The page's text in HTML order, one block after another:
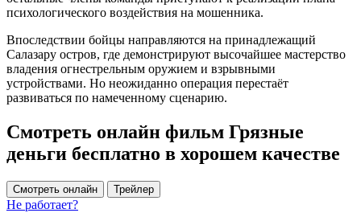
психологического воздействия на мошенника.
Впоследствии бойцы направляются на принадлежащий
Салазару остров, где демонстрируют высочайшее мастерство
владения огнестрельным оружием и взрывными
устройствами. Но неожиданно операция перестаёт
развиваться по намеченному сценарию.
Смотреть онлайн фильм Грязные
деньги бесплатно в хорошем качестве
Смотреть онлайн Трейлер
Не работает?